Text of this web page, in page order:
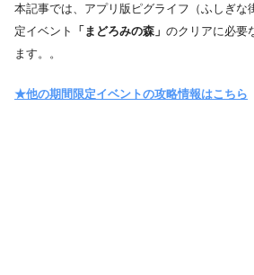
本記事では、アプリ版ピグライフ（ふしぎな
定イベント
「まどろみの森」 のクリアに必要
ます。。
★他の期間限定イベントの攻略情報はこちら